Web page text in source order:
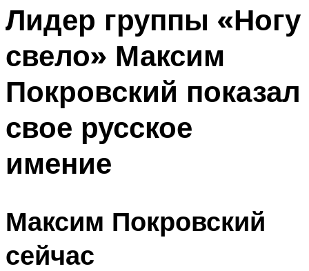
Лидер группы «Ногу
свело» Максим
Покровский показал
свое русское
имение
Максим Покровский
сейчас